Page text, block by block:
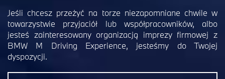
Jeśli chcesz przeżyć na torze niezapomniane chwile w
towarzystwie przyjaciół lub współpracowników, albo
jesteś zainteresowany organizacją imprezy firmowej z
BMW M Driving Experience, jesteśmy do Twojej
dyspozycji.